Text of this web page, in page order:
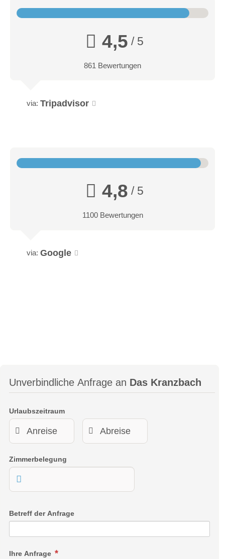
4,5 / 5
861 Bewertungen
via: Tripadvisor
4,8 / 5
1100 Bewertungen
via: Google
Unverbindliche Anfrage an Das Kranzbach
Urlaubszeitraum
Zimmerbelegung
Betreff der Anfrage
Ihre Anfrage